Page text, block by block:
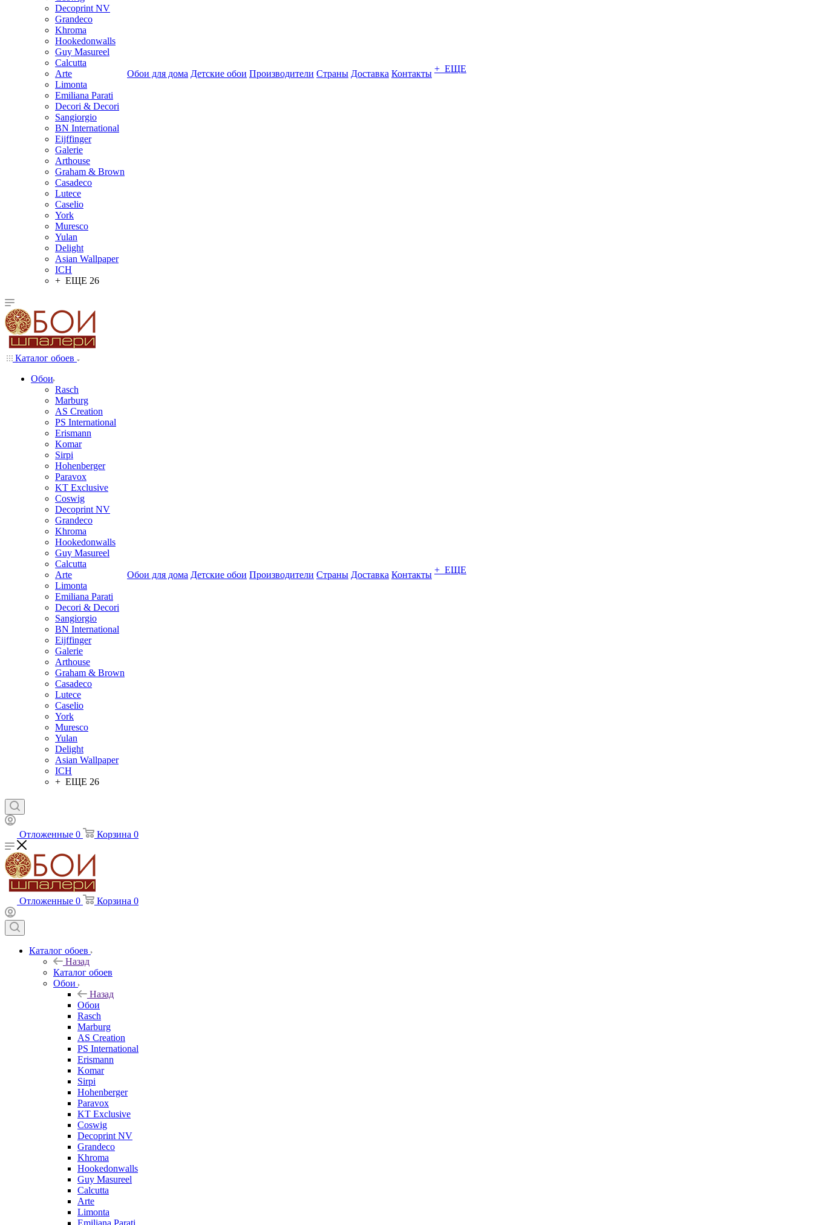
Decoprint NV
Grandeco
Khroma
Hookedonwalls
Guy Masureel
Calcutta
Arte
Limonta
Emiliana Parati
Decori & Decori
Sangiorgio
BN International
Eijffinger
Galerie
Arthouse
Graham & Brown
Casadeco
Lutece
Caselio
York
Muresco
Yulan
Delight
Asian Wallpaper
ICH
+ ЕЩЕ 26
Обои для дома Детские обои Производители Страны Доставка Контакты + ЕЩЕ
Каталог обоев
Обои
Rasch
Marburg
AS Creation
PS International
Erismann
Komar
Sirpi
Hohenberger
Paravox
KT Exclusive
Coswig
Decoprint NV
Grandeco
Khroma
Hookedonwalls
Guy Masureel
Calcutta
Arte
Limonta
Emiliana Parati
Decori & Decori
Sangiorgio
BN International
Eijffinger
Galerie
Arthouse
Graham & Brown
Casadeco
Lutece
Caselio
York
Muresco
Yulan
Delight
Asian Wallpaper
ICH
+ ЕЩЕ 26
Обои для дома Детские обои Производители Страны Доставка Контакты + ЕЩЕ
Отложенные 0 Корзина 0
Отложенные 0 Корзина 0
Каталог обоев
Назад
Каталог обоев
Обои
Назад
Обои
Rasch
Marburg
AS Creation
PS International
Erismann
Komar
Sirpi
Hohenberger
Paravox
KT Exclusive
Coswig
Decoprint NV
Grandeco
Khroma
Hookedonwalls
Guy Masureel
Calcutta
Arte
Limonta
Emiliana Parati